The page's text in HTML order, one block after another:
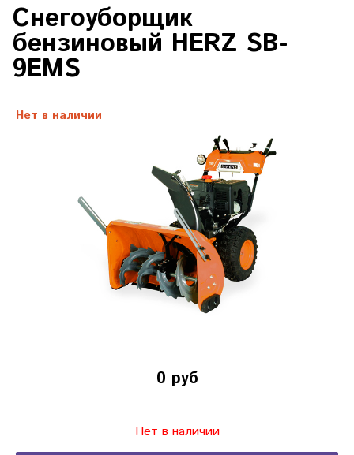
Снегоуборщик
бензиновый HERZ SB-
9EMS
Нет в наличии
0 руб
Нет в наличии